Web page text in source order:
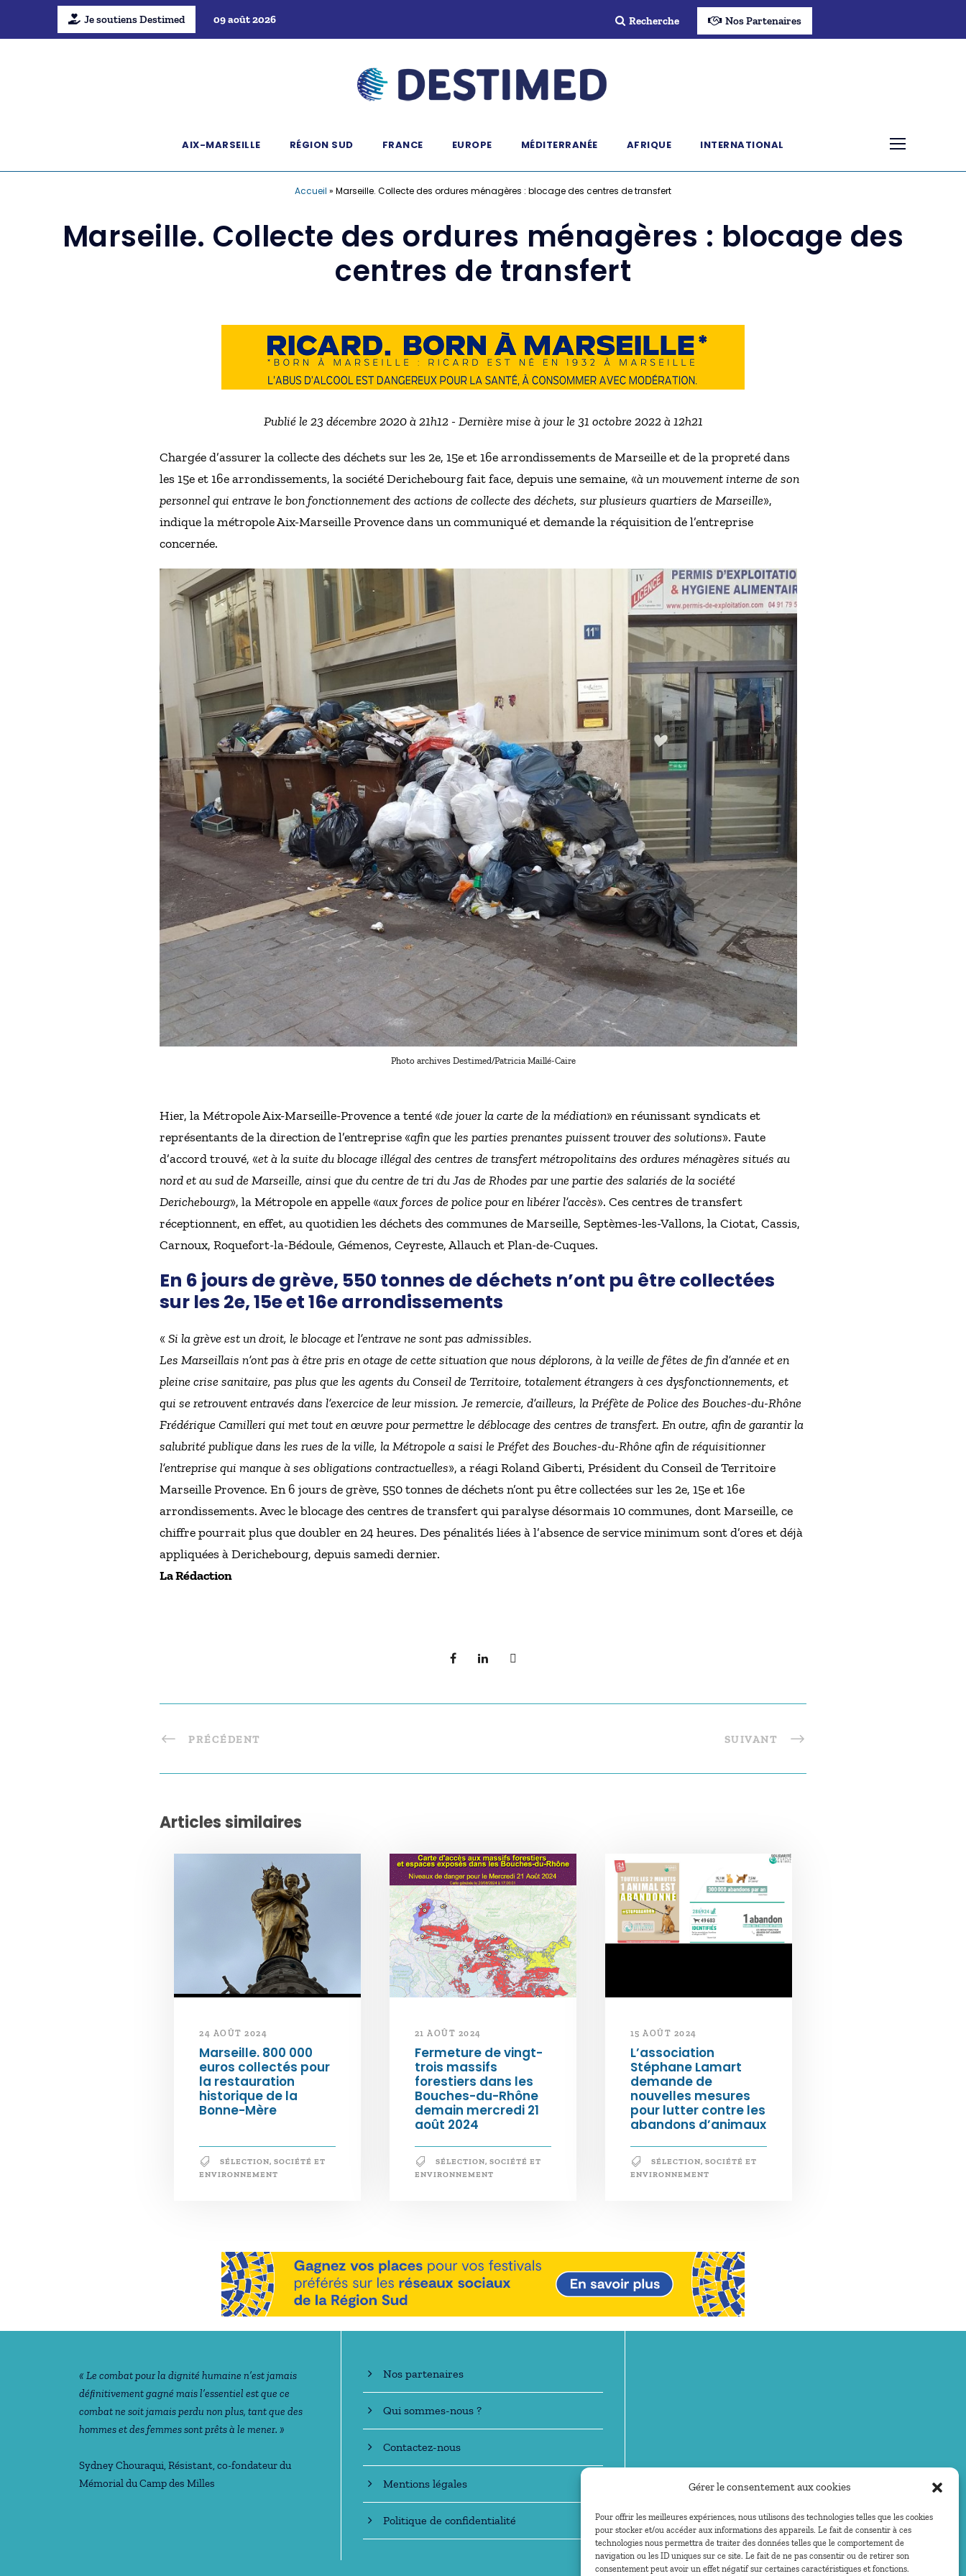
Gérer le consentement aux cookies
Pour offrir les meilleures expériences, nous utilisons des technologies telles que les cookies
pour stocker et/ou accéder aux informations des appareils. Le fait de consentir à ces
technologies nous permettra de traiter des données telles que le comportement de
navigation ou les ID uniques sur ce site. Le fait de ne pas consentir ou de retirer son
consentement peut avoir un effet négatif sur certaines caractéristiques et fonctions.
Je soutiens Destimed 09 août 2026 Recherche Nos Partenaires
AIX-MARSEILLE RÉGION SUD FRANCE EUROPE MÉDITERRANÉE AFRIQUE INTERNATIONAL
Accueil » Marseille. Collecte des ordures ménagères : blocage des centres de transfert
Marseille. Collecte des ordures ménagères : blocage des
centres de transfert
Publié le 23 décembre 2020 à 21h12 - Dernière mise à jour le 31 octobre 2022 à 12h21
Chargée d’assurer la collecte des déchets sur les 2e, 15e et 16e arrondissements de Marseille et de la propreté dans
les 15e et 16e arrondissements, la société Derichebourg fait face, depuis une semaine, «à un mouvement interne de son
personnel qui entrave le bon fonctionnement des actions de collecte des déchets, sur plusieurs quartiers de Marseille»,
indique la métropole Aix-Marseille Provence dans un communiqué et demande la réquisition de l’entreprise
concernée.
Photo archives Destimed/Patricia Maillé-Caire
Hier, la Métropole Aix-Marseille-Provence a tenté «de jouer la carte de la médiation» en réunissant syndicats et
représentants de la direction de l’entreprise «afin que les parties prenantes puissent trouver des solutions». Faute
d’accord trouvé, «et à la suite du blocage illégal des centres de transfert métropolitains des ordures ménagères situés au
nord et au sud de Marseille, ainsi que du centre de tri du Jas de Rhodes par une partie des salariés de la société
Derichebourg», la Métropole en appelle «aux forces de police pour en libérer l’accès». Ces centres de transfert
réceptionnent, en effet, au quotidien les déchets des communes de Marseille, Septèmes-les-Vallons, la Ciotat, Cassis,
Carnoux, Roquefort-la-Bédoule, Gémenos, Ceyreste, Allauch et Plan-de-Cuques.
En 6 jours de grève, 550 tonnes de déchets n’ont pu être collectées
sur les 2e, 15e et 16e arrondissements
« Si la grève est un droit, le blocage et l’entrave ne sont pas admissibles.
Les Marseillais n’ont pas à être pris en otage de cette situation que nous déplorons, à la veille de fêtes de fin d’année et en
pleine crise sanitaire, pas plus que les agents du Conseil de Territoire, totalement étrangers à ces dysfonctionnements, et
qui se retrouvent entravés dans l’exercice de leur mission. Je remercie, d’ailleurs, la Préfète de Police des Bouches-du-Rhône
Frédérique Camilleri qui met tout en œuvre pour permettre le déblocage des centres de transfert. En outre, afin de garantir la
salubrité publique dans les rues de la ville, la Métropole a saisi le Préfet des Bouches-du-Rhône afin de réquisitionner
l’entreprise qui manque à ses obligations contractuelles», a réagi Roland Giberti, Président du Conseil de Territoire
Marseille Provence. En 6 jours de grève, 550 tonnes de déchets n’ont pu être collectées sur les 2e, 15e et 16e
arrondissements. Avec le blocage des centres de transfert qui paralyse désormais 10 communes, dont Marseille, ce
chiffre pourrait plus que doubler en 24 heures. Des pénalités liées à l’absence de service minimum sont d’ores et déjà
appliquées à Derichebourg, depuis samedi dernier.
La Rédaction
PRÉCÉDENT SUIVANT
Articles similaires
24 AOÛT 2024
Marseille. 800 000
euros collectés pour
la restauration
historique de la
Bonne-Mère
SÉLECTION, SOCIÉTÉ ET
ENVIRONNEMENT
21 AOÛT 2024
Fermeture de vingt-
trois massifs
forestiers dans les
Bouches-du-Rhône
demain mercredi 21
août 2024
SÉLECTION, SOCIÉTÉ ET
ENVIRONNEMENT
15 AOÛT 2024
L’association
Stéphane Lamart
demande de
nouvelles mesures
pour lutter contre les
abandons d’animaux
SÉLECTION, SOCIÉTÉ ET
ENVIRONNEMENT
Notre philosophie
« Le combat pour la dignité humaine n’est jamais
déﬁnitivement gagné mais l’essentiel est que ce
combat ne soit jamais perdu non plus, tant que des
hommes et des femmes sont prêts à le mener. »
Sydney Chouraqui, Résistant, co-fondateur du
Mémorial du Camp des Milles
En savoir +
Nos partenaires
Qui sommes-nous ?
Contactez-nous
Mentions légales
Politique de confidentialité